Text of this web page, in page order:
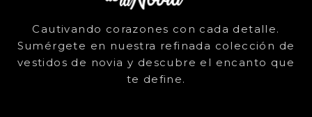
Cautivando corazones con cada detalle.
Sumérgete en nuestra refinada colección de
vestidos de novia y descubre el encanto que
te define.